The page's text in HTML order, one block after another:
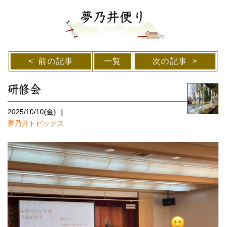
夢乃井便り
前の記事 一覧 次の記事
研修会
2025/10/10(金)
夢乃井トピックス